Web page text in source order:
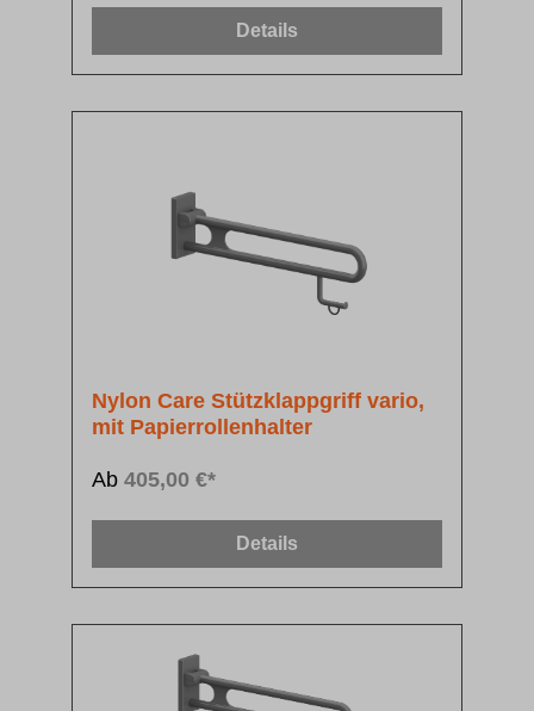
Details
Nylon Care Stützklappgriff vario,
mit Papierrollenhalter
Ab 405,00 €*
Details